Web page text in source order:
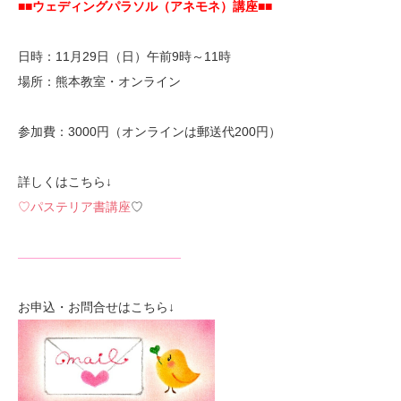
■■ウェディングパラソル（アネモネ）講座■■
日時：11月29日（日）午前9時～11時
場所：熊本教室・オンライン
参加費：3000円（オンラインは郵送代200円）
詳しくはこちら↓
♡パステリア書講座♡
—————————————
お申込・お問合せはこちら↓